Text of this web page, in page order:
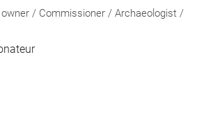
/ Commissioner / Archaeologist /